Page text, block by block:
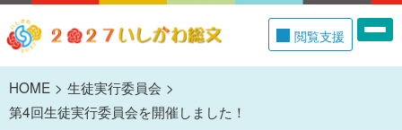
HOME
生徒実行委員会
第4回生徒実行委員会を開催しました！
閲覧支援